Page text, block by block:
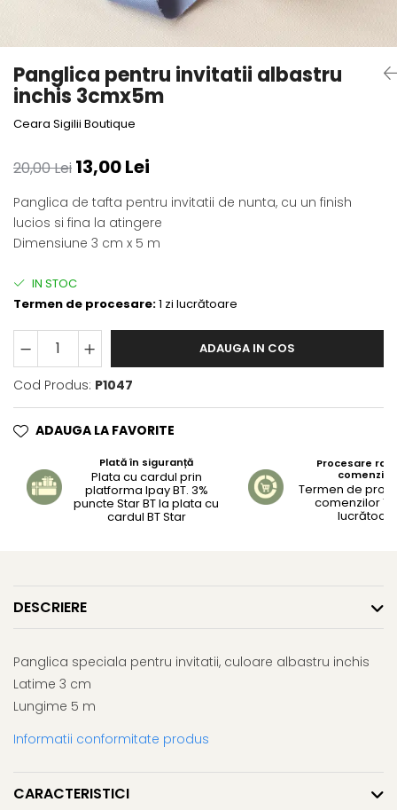
Panglica pentru invitatii albastru
inchis 3cmx5m
Ceara Sigilii Boutique
20,00 Lei 13,00 Lei
Panglica de tafta pentru invitatii de nunta, cu un finish
lucios si fina la atingere
Dimensiune 3 cm x 5 m
IN STOC
Termen de procesare:1 zi lucrătoare
ADAUGA IN COS
Cod Produs: P1047
ADAUGA LA FAVORITE
Plată în siguranță
Plata cu cardul prin
platforma Ipay BT. 3%
puncte Star BT la plata cu
cardul BT Star
Procesare
comenzilor
Termen de
comenzilor 1-
DESCRIERE
Panglica speciala pentru invitatii, culoare albastru inchis
Latime 3 cm
Lungime 5 m
Informatii conformitate produs
CARACTERISTICI